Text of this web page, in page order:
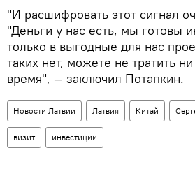
"И расшифровать этот сигнал
"Деньги у нас есть, мы готовы
только в выгодные для нас
таких нет, можете не тратить
время", — заключил Потапкин.
Новости Латвии Латвия Китай
визит инвестиции